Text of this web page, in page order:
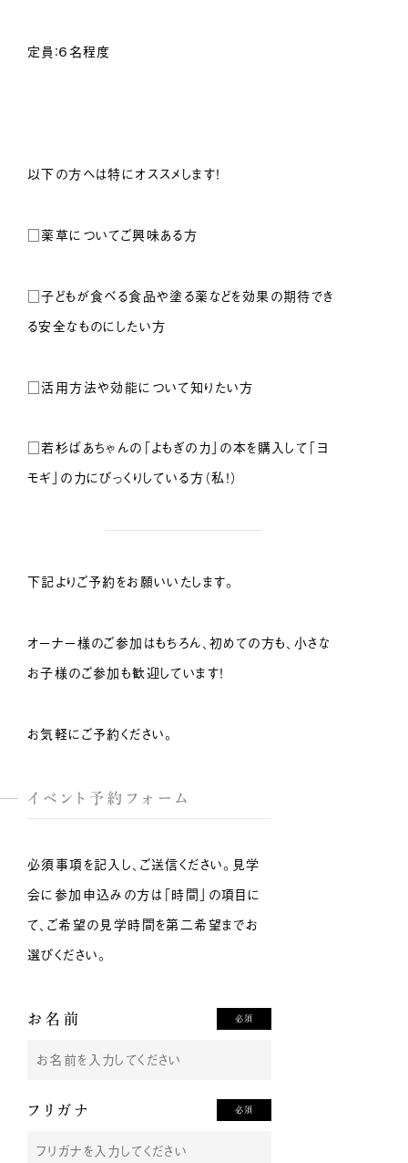
定員：６名程度
以下の方へは特にオススメします！
□薬草についてご興味ある方
□子どもが食べる食品や塗る薬などを効果の期待でき
る安全なものにしたい方
□活用方法や効能について知りたい方
□若杉ばあちゃんの「よもぎの力」の本を購入して「ヨ
モギ」の力にびっくりしている方（私！）
下記よりご予約をお願いいたします。
オーナー様のご参加はもちろん、初めての方も、小さな
お子様のご参加も歓迎しています！
お気軽にご予約ください。
イベント予約フォーム
必須事項を記入し、ご送信ください。見学
会に参加申込みの方は「時間」の項目に
て、ご希望の見学時間を第二希望までお
選びください。
お名前 必須
フリガナ 必須